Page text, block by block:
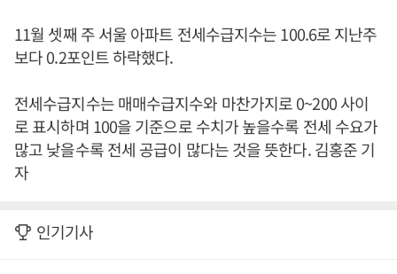
11월 셋째 주 서울 아파트 전세수급지수는 100.6로 지난주
보다 0.2포인트 하락했다.
전세수급지수는 매매수급지수와 마찬가지로 0~200 사이
로 표시하며 100을 기준으로 수치가 높을수록 전세 수요가
많고 낮을수록 전세 공급이 많다는 것을 뜻한다. 김홍준 기
자
인기기사